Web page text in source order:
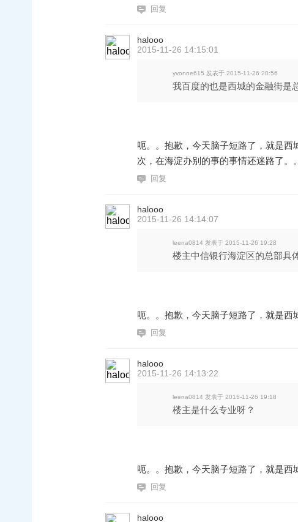
回复
halooo
2015-11-26 14:15:01
yvonne615 发表于 2015-11-26 20:56
我百度的也是西城的金融街是
呃。。抱歉，今天脑子短路了，就是
次，在海淀办别的事的事情还迷路了。
回复
halooo
2015-11-26 14:14:07
leena0814 发表于 2015-11-26 19:28
楼主中信银行海淀区的总部具
呃。。抱歉，今天脑子短路了，就是西
回复
halooo
2015-11-26 14:13:22
leena0814 发表于 2015-11-26 19:18
楼主是什么专业呀？
呃。。抱歉，今天脑子短路了，就是西
回复
halooo